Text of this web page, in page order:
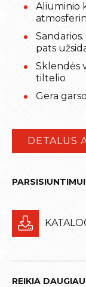
Aliuminio
pats
Sklendės
tiltelio
Gera
DETALUS
REIKIA